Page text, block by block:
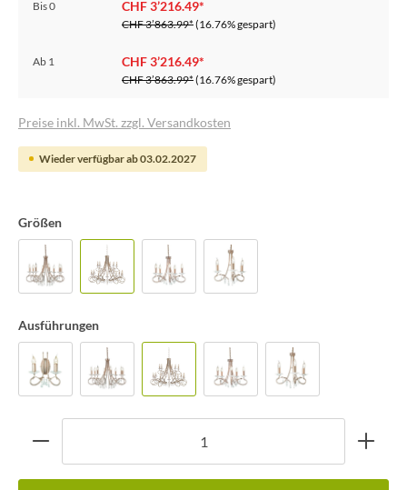
Bis0 CHF 3’216.49*
CHF 3’863.99*(16.76% gespart)
Ab 1 CHF 3’216.49*
CHF 3’863.99*(16.76% gespart)
Preise inkl. MwSt. zzgl. Versandkosten
Wieder verfügbar ab 03.02.2027
Größen
Ausführungen